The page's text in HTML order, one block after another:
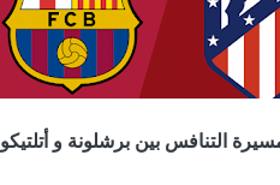
التنافس بين برشلونة و أتلتيكو